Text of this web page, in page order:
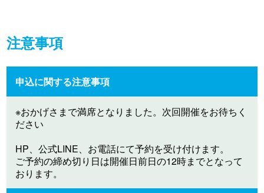
注意事項
申込に関する注意事項
※おかげさまで満席となりました。次回開催をお待ちく
ださい
HP、公式LINE、お電話にて予約を受け付けます。
ご予約の締め切り日は開催日前日の12時までとなって
おります。